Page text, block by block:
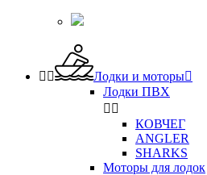
  Лодки и моторы
Лодки ПВХ
 
КОВЧЕГ
ANGLER
SHARKS
Моторы для лодок